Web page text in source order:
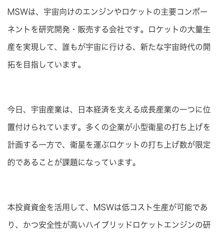
MSWは、宇宙向けのエンジンやロケットの主要コンポー
ネントを研究開発・販売する会社です。ロケットの大量生
産を実現して、誰もが宇宙に行ける、新たな宇宙時代の開
拓を目指しています。
今日、宇宙産業は、日本経済を支える成長産業の一つに位
置付けられています。多くの企業が小型衛星の打ち上げを
計画する一方で、衛星を運ぶロケットの打ち上げ数が限定
的であることが課題になっています。
本投資資金を活用して、MSWは低コスト生産が可能であ
り、かつ安全性が高いハイブリッドロケットエンジンの研